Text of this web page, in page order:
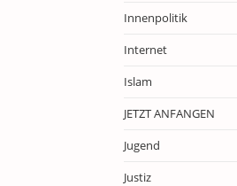
Innenpolitik
Internet
Islam
JETZT ANFANGEN
Jugend
Justiz